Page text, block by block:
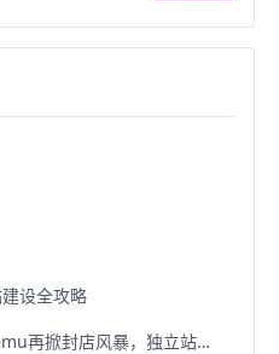
跨境电商的模式
设全攻略
【2025年8月危与机】Temu再掀封店风暴，独立站才是跨境卖家的避险通道